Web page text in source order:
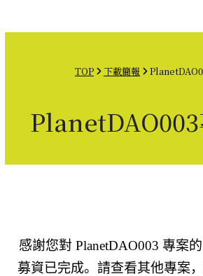
to mobile
mobile
TOP 下載簡報
感謝您對 PlanetDAO003 專案
募資已完成。請查看其他專案